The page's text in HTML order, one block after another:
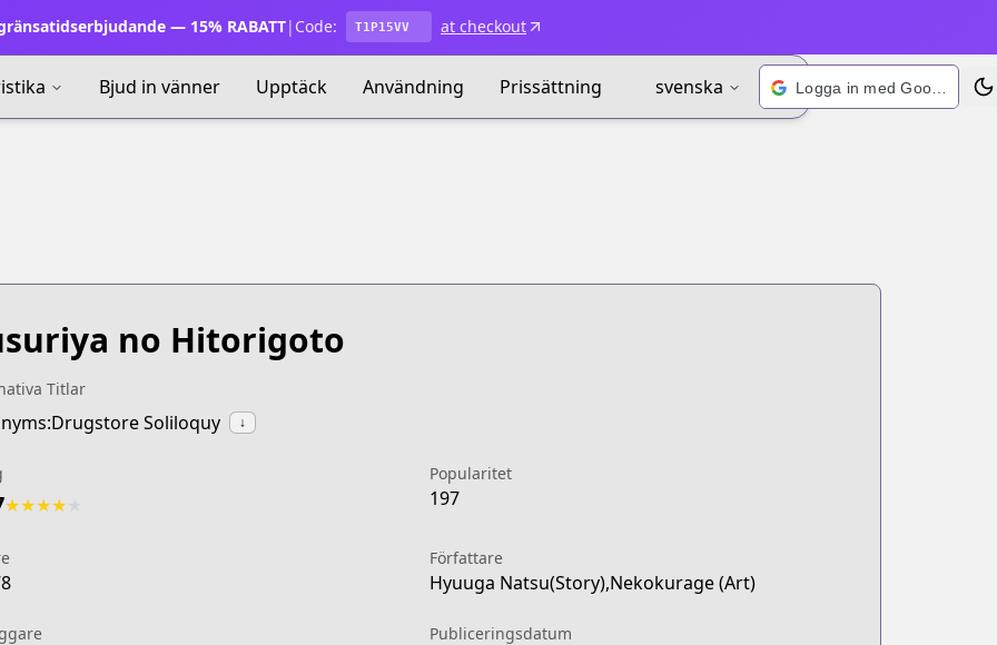
— 15% RABATT| Code: T1P15VV at checkout
Bjud in vänner Upptäck Användning Prissättning svenska
no Hitorigoto
Titlar
Soliloquy ↓
★★★★
Popularitet
197
Författare
Hyuuga Natsu(Story),Nekokurage (Art)
Publiceringsdatum